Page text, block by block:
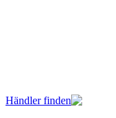
Händler finden